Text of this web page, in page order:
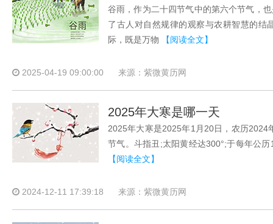
谷雨，作为二十四节气中的第六个节气，
了古人对自然规律的观察与农耕智慧的结
际，既是万物
【阅读全文】
2025-04-19 09:00:00 来源：紫微黄历网
2025年大寒是哪一天
2025年大寒是2025年1月20日，农历
节气。斗指丑;太阳黄经达300°;于每年公
【阅读全文】
2024-12-11 17:39:18 来源：紫微黄历网